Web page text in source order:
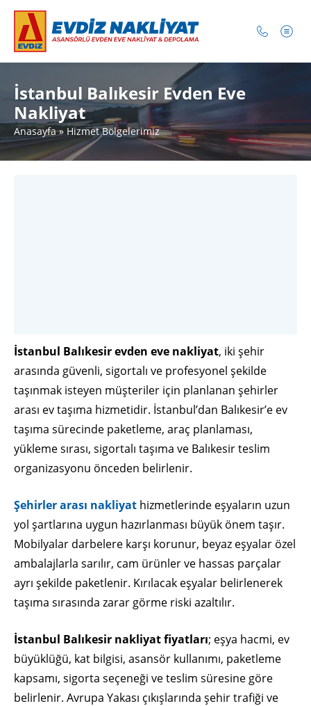
İstanbul Balıkesir Evden Eve
Nakliyat
Anasayfa»Hizmet Bölgelerimiz
İstanbul Balıkesir evden eve nakliyat, iki şehir
arasında güvenli, sigortalı ve profesyonel şekilde
taşınmak isteyen müşteriler için planlanan şehirler
arası ev taşıma hizmetidir. İstanbul’dan Balıkesir’e ev
taşıma sürecinde paketleme, araç planlaması,
yükleme sırası, sigortalı taşıma ve Balıkesir teslim
organizasyonu önceden belirlenir.
Şehirler arası nakliyat hizmetlerinde eşyaların uzun
yol şartlarına uygun hazırlanması büyük önem taşır.
Mobilyalar darbelere karşı korunur, beyaz eşyalar özel
ambalajlarla sarılır, cam ürünler ve hassas parçalar
ayrı şekilde paketlenir. Kırılacak eşyalar belirlenerek
taşıma sırasında zarar görme riski azaltılır.
İstanbul Balıkesir nakliyat fiyatları; eşya hacmi, ev
büyüklüğü, kat bilgisi, asansör kullanımı, paketleme
kapsamı, sigorta seçeneği ve teslim süresine göre
belirlenir. Avrupa Yakası çıkışlarında şehir trafiği ve